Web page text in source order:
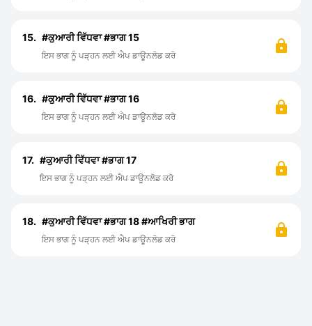
15. #ਕੁਆਰੀ ਵਿੱਧਵਾ #ਭਾਗ 15
ਇਸ ਭਾਗ ਨੂੰ ਪੜ੍ਹਨ ਲਈ ਐਪ ਡਾਊਨਲੋਡ ਕਰੋ
16. #ਕੁਆਰੀ ਵਿੱਧਵਾ #ਭਾਗ 16
ਇਸ ਭਾਗ ਨੂੰ ਪੜ੍ਹਨ ਲਈ ਐਪ ਡਾਊਨਲੋਡ ਕਰੋ
17. #ਕੁਆਰੀ ਵਿੱਧਵਾ #ਭਾਗ 17
ਇਸ ਭਾਗ ਨੂੰ ਪੜ੍ਹਨ ਲਈ ਐਪ ਡਾਊਨਲੋਡ ਕਰੋ
18. #ਕੁਆਰੀ ਵਿੱਧਵਾ #ਭਾਗ 18 #ਆਖਿਰੀ ਭਾਗ
ਇਸ ਭਾਗ ਨੂੰ ਪੜ੍ਹਨ ਲਈ ਐਪ ਡਾਊਨਲੋਡ ਕਰੋ